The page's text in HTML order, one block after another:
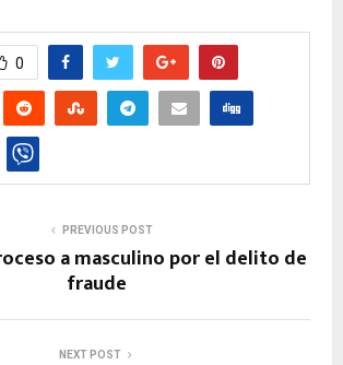
0
PREVIOUS POST
a masculino por el delito de
fraude
NEXT POST